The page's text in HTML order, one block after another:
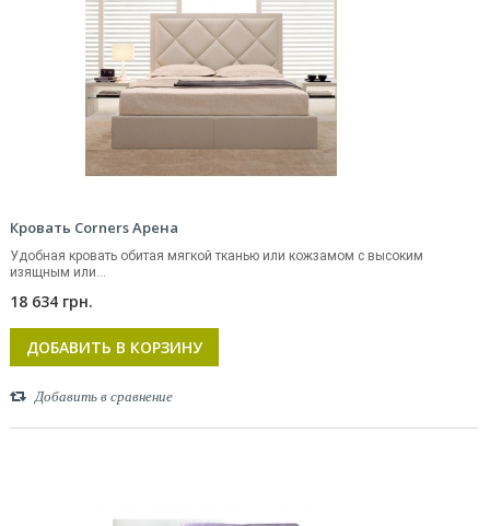
Кровать Corners Арена
Удобная кровать обитая мягкой тканью или кожзамом с высоким
изящным или...
18 634 грн.
ДОБАВИТЬ В КОРЗИНУ
Добавить в сравнение